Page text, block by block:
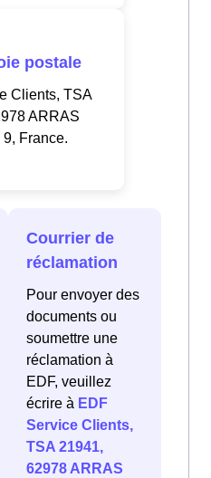
postale
Clients, TSA
ARRAS
France.
Courrier de
réclamation
Pour envoyer des
documents ou
soumettre une
réclamation à
EDF, veuillez
écrire à EDF
Service Clients,
TSA 21941,
62978 ARRAS